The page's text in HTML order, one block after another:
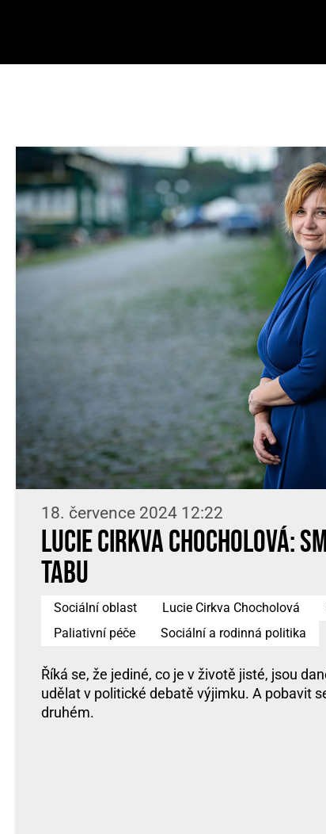
18. července 2024 12:22
Lucie Cirkva Chocholová:
tabu
Sociální oblast Lucie Cirkva Chocholová
Paliativní péče
Sociální a rodinná politika
Říká se, že jediné, co je v životě jisté, jsou
udělat v politické debatě výjimku. A pobavit
druhém.